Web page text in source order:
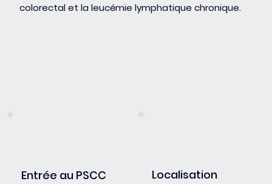
colorectal et la leucémie lymphatique chronique.
Entrée au PSCC Localisation